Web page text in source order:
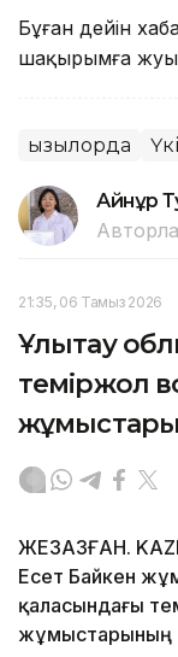
Бұған дейін
шақырымға
Қызылорда
Айнұр
21:35, 06 Тамыз 2026
Ұлытау
теміржол
ЖЕЗҚАЗҒАН.
Есет Байкен
қаласындағы
жұмыстарының